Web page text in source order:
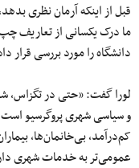
قبل از اینکه آرمان نظری
ما درک یکسانی از تعاریف
دانشگاه را مورد بررسی قرار
لورا گفت: «حتی در تگزاس،
و سیاسی شهری پروگرسیو است
کم‌درآمد، بی‌خانمان‌ها،
عمومی‌تر به خدمات شهری